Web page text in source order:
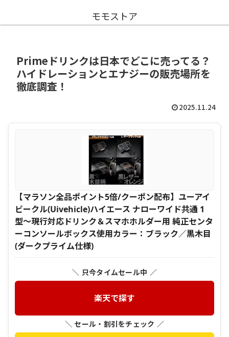
モモストア
Primeドリンクは日本でどこに売ってる？
ハイドレーションとエナジーの販売場所を
徹底調査！
2025.11.24
【マラソン全品ポイント5倍/クーポン配布】ユーアイ
ビークル(Uivehicle)ハイエース ナローワイド共通 1
型〜現行対応ドリンク＆スマホホルダー用 純正センタ
ーコンソールボックス使用カラー：ブラック／黒木目
(ダークプライム仕様)
＼ 只今タイムセール中 ／
楽天で探す
＼ セール・割引をチェック ／